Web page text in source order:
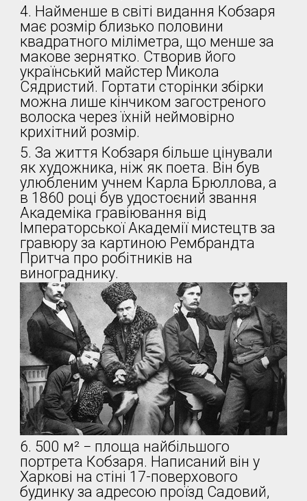
4. Найменше в світі видання Кобзаря
має розмір близько половини
квадратного міліметра, що менше за
макове зернятко. Створив його
український майстер Микола
Сядристий. Гортати сторінки збірки
можна лише кінчиком загостреного
волоска через їхній неймовірно
крихітний розмір.
5. За життя Кобзаря більше цінували
як художника, ніж як поета. Він був
улюбленим учнем Карла Брюллова, а
в 1860 році був удостоєний звання
Академіка гравіювання від
Імператорської Академії мистецтв за
гравюру за картиною Рембрандта
Притча про робітників на
винограднику.
6. 500 м² − площа найбільшого
портрета Кобзаря. Написаний він у
Харкові на стіні 17-поверхового
будинку за адресою проїзд Садовий,